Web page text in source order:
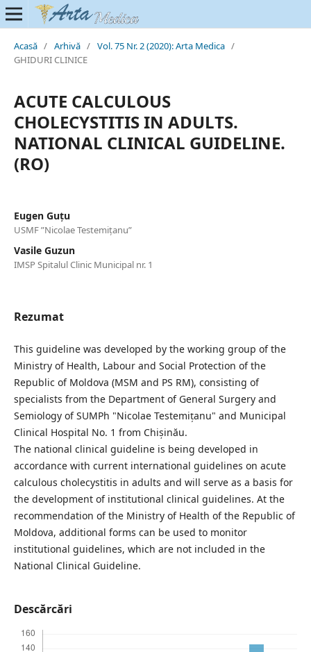
Acasă / Arhivă / Vol. 75 Nr. 2 (2020): Arta Medica /
GHIDURI CLINICE
ACUTE CALCULOUS
CHOLECYSTITIS IN ADULTS.
NATIONAL CLINICAL GUIDELINE.
(RO)
Eugen Guțu
USMF ”Nicolae Testemițanu”
Vasile Guzun
IMSP Spitalul Clinic Municipal nr. 1
Rezumat
This guideline was developed by the working group of the
Ministry of Health, Labour and Social Protection of the
Republic of Moldova (MSM and PS RM), consisting of
specialists from the Department of General Surgery and
Semiology of SUMPh "Nicolae Testemițanu" and Municipal
Clinical Hospital No. 1 from Chișinău.
The national clinical guideline is being developed in
accordance with current international guidelines on acute
calculous cholecystitis in adults and will serve as a basis for
the development of institutional clinical guidelines. At the
recommendation of the Ministry of Health of the Republic of
Moldova, additional forms can be used to monitor
institutional guidelines, which are not included in the
National Clinical Guideline.
Descărcări